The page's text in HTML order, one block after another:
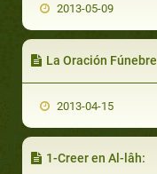
2013-05-09
La Oración Fúnebre
2013-04-15
1-Creer en Al-lâh: